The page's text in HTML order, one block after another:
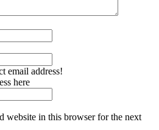
email address!
here
website in this browser for the next